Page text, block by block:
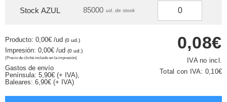
Stock AZUL 85000 ud. de stock
Producto: 0,00€ /ud (0 ud.)
Impresión: 0,00€ /ud (0 ud.)
(Precio de cliché incluido en la impresión)
Gastos de envío
Península: 5,90€ (+ IVA),
Baleares: 6,90€ (+ IVA)
0,08€
IVA no incl.
Total con IVA: 0,10€